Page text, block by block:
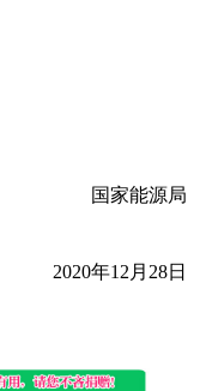
国家能源局
2020年12月28日